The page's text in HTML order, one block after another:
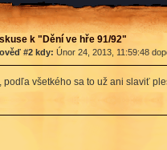
k "Dění ve hře 91/92"
#2 kdy: Únor 24, 2013, 11:59:48
podľa všetkého sa to už ani slaviť